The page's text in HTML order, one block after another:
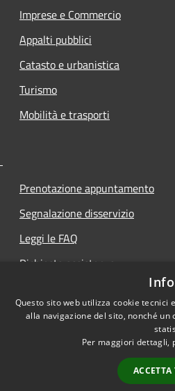
Imprese e Commercio
Appalti pubblici
Catasto e urbanistica
Turismo
Mobilità e trasporti
Prenotazione appuntamento
Segnalazione disservizio
Leggi le FAQ
Richiesta assistenza
Questo sito web utilizza cookie
alla navigazione del sito, nonché
Per maggiori dettagli,
ACCETTA